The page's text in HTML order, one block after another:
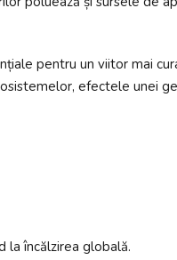
pentru un viitor mai
efectele unei
la încălzirea globală.